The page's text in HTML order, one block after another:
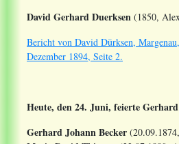
David Gerhard Duerksen (1850,
Bericht von David Dürksen,
Dezember 1894, Seite 2.
Heute, den 24. Juni, feierte
Gerhard Johann Becker